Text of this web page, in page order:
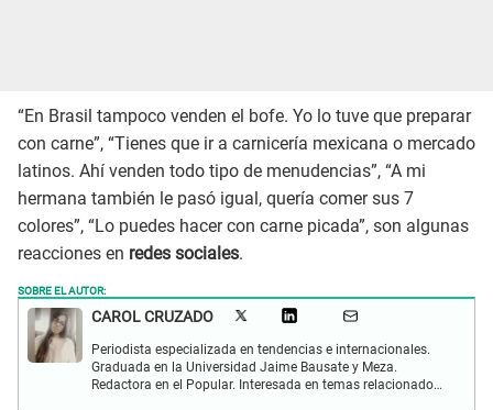
“En Brasil tampoco venden el bofe. Yo lo tuve que preparar
con carne”, “Tienes que ir a carnicería mexicana o mercado
latinos. Ahí venden todo tipo de menudencias”, “A mi
hermana también le pasó igual, quería comer sus 7
colores”, “Lo puedes hacer con carne picada”, son algunas
reacciones en redes sociales.
SOBRE EL AUTOR:
CAROL CRUZADO
Periodista especializada en tendencias e internacionales.
Graduada en la Universidad Jaime Bausate y Meza.
Redactora en el Popular. Interesada en temas relacionados